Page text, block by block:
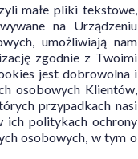
małe pliki tekstowe,
na Urządzeniu
umożliwiają nam
zgodnie z Twoimi
jest dobrowolna i
osobowych Klientów,
przypadkach nasi
ich politykach ochrony
osobowych, w tym o